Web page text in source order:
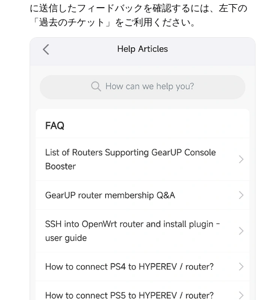
に送信したフィードバックを確認するには、左下の
「過去のチケット」をご利用ください。